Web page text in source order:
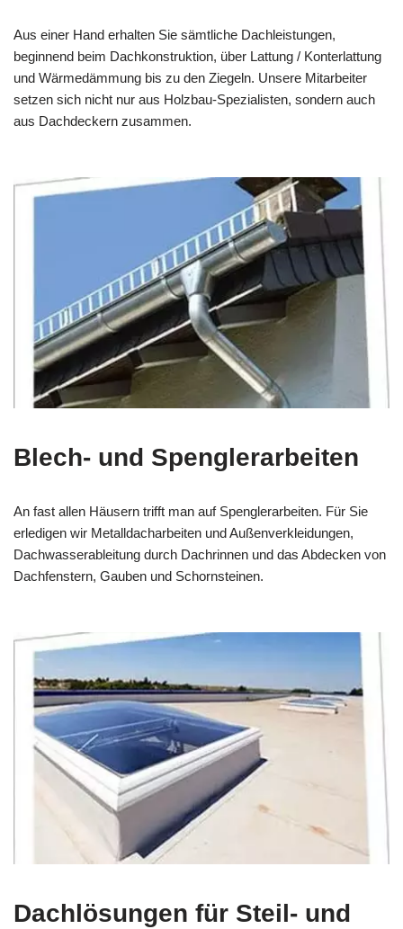
Aus einer Hand erhalten Sie sämtliche Dachleistungen,
beginnend beim Dachkonstruktion, über Lattung / Konterlattung
und Wärmedämmung bis zu den Ziegeln. Unsere Mitarbeiter
setzen sich nicht nur aus Holzbau-Spezialisten, sondern auch
aus Dachdeckern zusammen.
Blech- und Spenglerarbeiten
An fast allen Häusern trifft man auf Spenglerarbeiten. Für Sie
erledigen wir Metalldacharbeiten und Außenverkleidungen,
Dachwasserableitung durch Dachrinnen und das Abdecken von
Dachfenstern, Gauben und Schornsteinen.
Dachlösungen für Steil- und